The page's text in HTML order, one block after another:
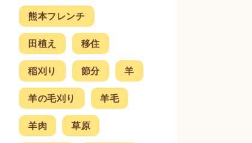
熊本フレンチ
田植え 移住
稲刈り 節分 羊
羊の毛刈り 羊毛
羊肉 草原